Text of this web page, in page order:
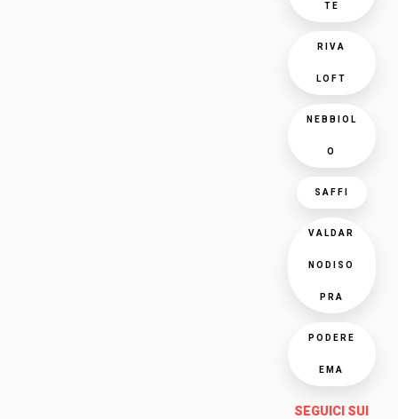
TE
RIVA
LOFT
NEBBIOL
O
SAFFI
VALDAR
NODISO
PRA
PODERE
EMA
SEGUICI SUI